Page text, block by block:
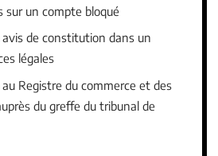
sur un compte bloqué
avis de constitution dans un
légales
Registre du commerce et des
du greffe du tribunal de